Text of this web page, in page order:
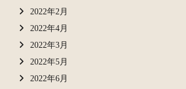
2022年2月
2022年4月
2022年3月
2022年5月
2022年6月